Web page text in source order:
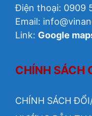
Điện thoại: 0909
Email:
Link: Google
CHÍNH SÁCH
CHÍNH SÁCH